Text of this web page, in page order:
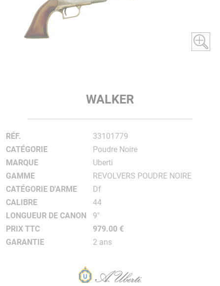
WALKER
RÉF.
33101779
CATÉGORIE
Poudre Noire
MARQUE
Uberti
GAMME
REVOLVERS POUDRE NOIRE
CATÉGORIE D'ARME
Df
CALIBRE
44
LONGUEUR DE CANON
9"
PRIX TTC
979.00 €
GARANTIE
2 ans